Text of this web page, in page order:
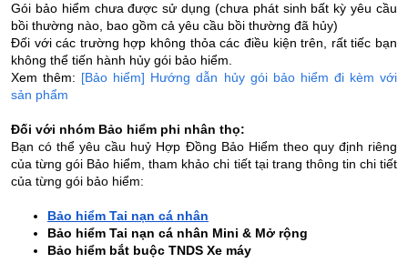
Gói bảo hiểm chưa được sử dụng (chưa phát sinh bất kỳ yêu cầu
bồi thường nào, bao gồm cả yêu cầu bồi thường đã hủy)
Đối với các trường hợp không thỏa các điều kiện trên, rất tiếc bạn
không thể tiến hành hủy gói bảo hiểm.
Xem thêm: [Bảo hiểm] Hướng dẫn hủy gói bảo hiểm đi kèm với
sản phẩm
Đối với nhóm Bảo hiểm phi nhân thọ:
Bạn có thể yêu cầu huỷ Hợp Đồng Bảo Hiểm theo quy định riêng
của từng gói Bảo hiểm, tham khảo chi tiết tại trang thông tin chi tiết
của từng gói bảo hiểm:
Bảo hiểm Tai nạn cá nhân
Bảo hiểm Tai nạn cá nhân Mini & Mở rộng
Bảo hiểm bắt buộc TNDS Xe máy